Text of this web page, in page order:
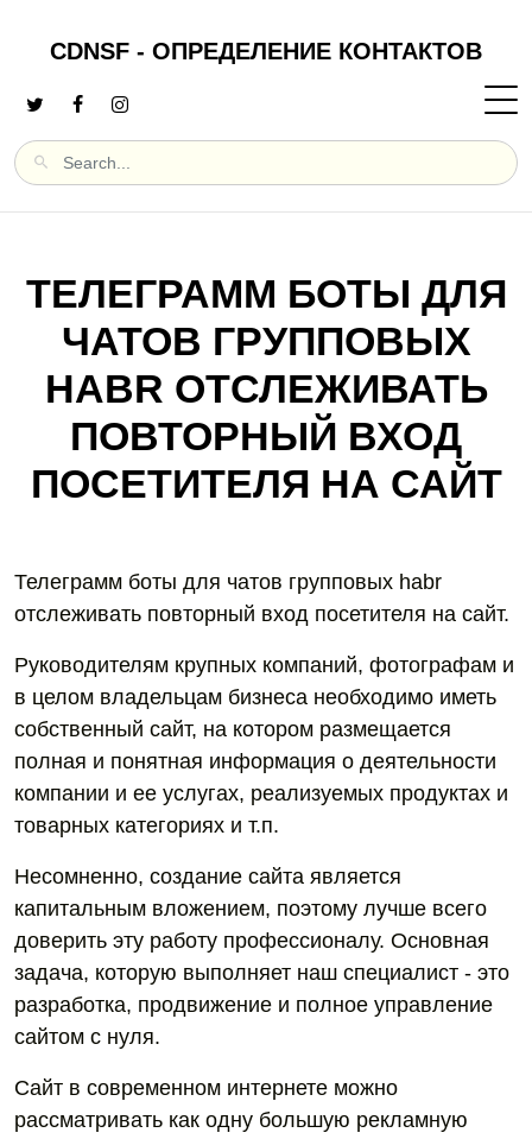
CDNSF - ОПРЕДЕЛЕНИЕ КОНТАКТОВ
ТЕЛЕГРАММ БОТЫ ДЛЯ
ЧАТОВ ГРУППОВЫХ
HABR ОТСЛЕЖИВАТЬ
ПОВТОРНЫЙ ВХОД
ПОСЕТИТЕЛЯ НА САЙТ
Телеграмм боты для чатов групповых habr
отслеживать повторный вход посетителя на сайт.
Руководителям крупных компаний, фотографам и
в целом владельцам бизнеса необходимо иметь
собственный сайт, на котором размещается
полная и понятная информация о деятельности
компании и ее услугах, реализуемых продуктах и
товарных категориях и т.п.
Несомненно, создание сайта является
капитальным вложением, поэтому лучше всего
доверить эту работу профессионалу. Основная
задача, которую выполняет наш специалист - это
разработка, продвижение и полное управление
сайтом с нуля.
Сайт в современном интернете можно
рассматривать как одну большую рекламную